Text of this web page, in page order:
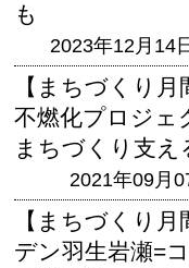
も
2023年12月14
【まちづくり
不燃化プロジェ
まちづくり支え
2021年09月
【まちづくり
デン羽生岩瀬=